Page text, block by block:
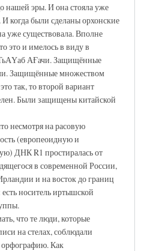
нашей эры. И она стояла уже
когда были сделаны орхонские
уже существовала. Вполне
это и имелось в виду в
АҒачи. Защищённые
Защищённые множеством
так, то второй вариант
Были защищены китайской
несмотря на расовую
(европеоидную и
ДНК R1 простиралась от
в современной России,
и на восток до границ
носитель иртышской
что те люди, которые
на стелах, соблюдали
Как